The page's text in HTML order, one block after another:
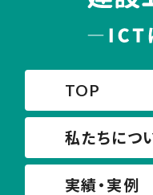
TOP
私たちにつ
実績・実例